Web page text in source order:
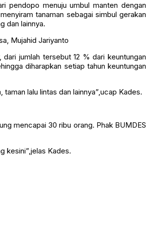
pendopo menuju umbul manten dengan
tanaman sebagai simbul gerakan
dan lainnya.
Mujahid Jariyanto
jumlah tersebut 12 % dari keuntungan
diharapkan setiap tahun keuntungan
lalu lintas dan lainnya”,ucap Kades.
mencapai 30 ribu orang. Phak BUMDES
kesini”,jelas Kades.